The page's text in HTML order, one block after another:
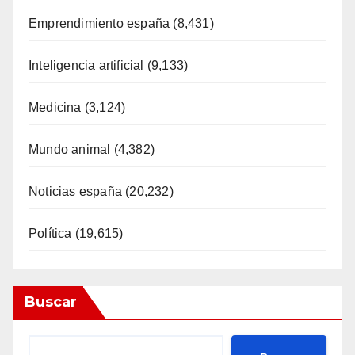
Emprendimiento españa (8,431)
Inteligencia artificial (9,133)
Medicina (3,124)
Mundo animal (4,382)
Noticias españa (20,232)
Política (19,615)
Buscar